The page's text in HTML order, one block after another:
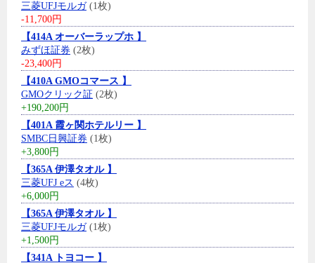
三菱UFJモルガ(1枚)
-11,700円
【414A オーバーラップホ 】
みずほ証券 (2枚)
-23,400円
【410A GMOコマース 】
GMOクリック証 (2枚)
+190,200円
【401A 霞ヶ関ホテルリー 】
SMBC日興証券 (1枚)
+3,800円
【365A 伊澤タオル 】
三菱UFJ eス (4枚)
+6,000円
【365A 伊澤タオル 】
三菱UFJモルガ(1枚)
+1,500円
【341A トヨコー 】